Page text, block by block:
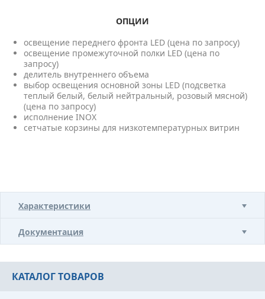
ОПЦИИ
освещение переднего фронта LED (цена по запросу)
освещение промежуточной полки LED (цена по
запросу)
делитель внутреннего объема
выбор освещения основной зоны LED (подсветка
теплый белый, белый нейтральный, розовый мясной)
(цена по запросу)
исполнение INOX
сетчатые корзины для низкотемпературных витрин
Характеристики
Документация
КАТАЛОГ ТОВАРОВ